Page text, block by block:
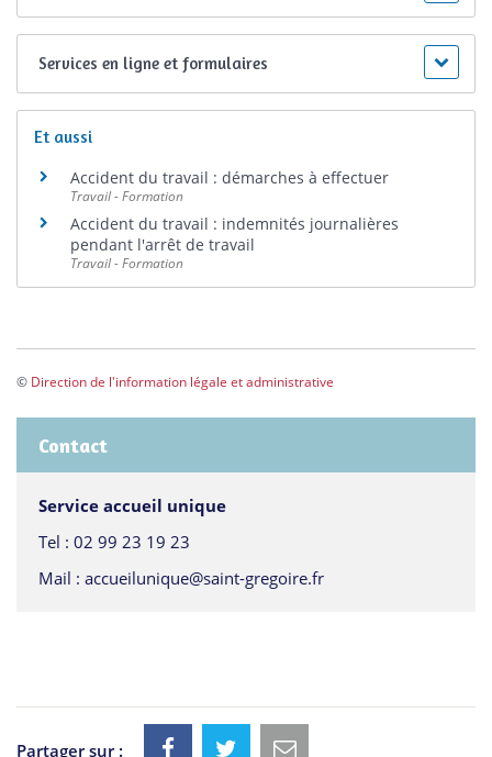
Services en ligne et formulaires
Et aussi
Accident du travail : démarches à effectuer
Travail - Formation
Accident du travail : indemnités journalières
pendant l'arrêt de travail
Travail - Formation
© Direction de l'information légale et administrative
Contact
Service accueil unique
Tel : 02 99 23 19 23
Mail : accueilunique@saint-gregoire.fr
Partager sur :